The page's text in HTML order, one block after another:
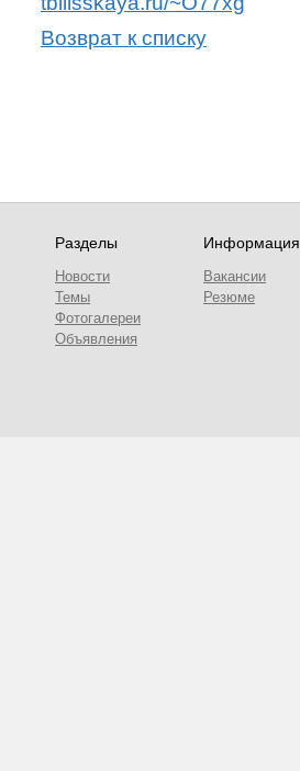
Возврат к списку
Разделы
Новости
Темы
Фотогалереи
Объявления
Информация
Вакансии
Резюме